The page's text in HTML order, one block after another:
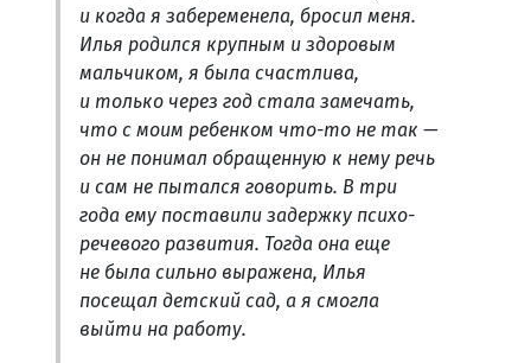
и когда я забеременела, бросил меня.
Илья родился крупным и здоровым
мальчиком, я была счастлива,
и только через год стала замечать,
что с моим ребенком что-то не так —
он не понимал обращенную к нему речь
и сам не пытался говорить. В три
года ему поставили задержку психо-
речевого развития. Тогда она еще
не была сильно выражена, Илья
посещал детский сад, а я смогла
выйти на работу.